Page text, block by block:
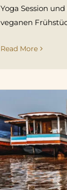
Yoga Session
veganen
Read More